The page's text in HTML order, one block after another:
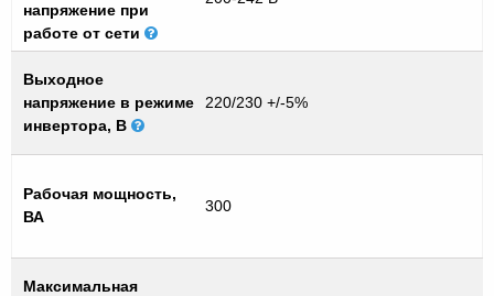
напряжение при
работе от сети
Выходное
напряжение в режиме
инвертора, В
220/230 +/-5%
Рабочая мощность,
ВА
300
Максимальная